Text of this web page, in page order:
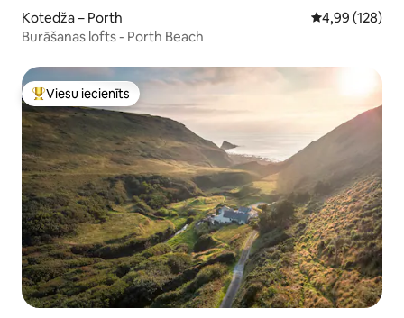
Kotedža – Porth Vidējais
4,99 (128)
Burāšanas lofts - Porth Beach
Populārs viesu iecienīts mājoklis
Viesu iecienīts